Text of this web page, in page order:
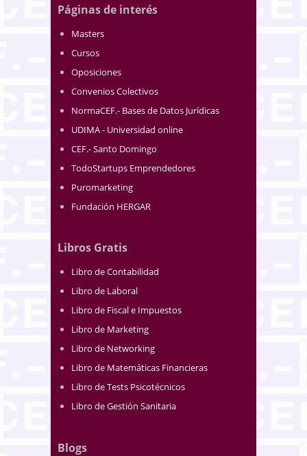
Páginas de interés
Masters
Cursos
Oposiciones
Convenios Colectivos
NormaCEF.- Bases de Datos Jurídicas
UDIMA - Universidad online
CEF.- Santo Domingo
TodoStartups Emprendedores
Puromarketing
Fundación HERGAR
Libros Gratis
Libro de Contabilidad
Libro de Laboral
Libro de Fiscal e Impuestos
Libro de Marketing
Libro de Networking
Libro de Matemáticas Financieras
Libro de Tests Psicotécnicos
Libro de Gestión Sanitaria
Blogs